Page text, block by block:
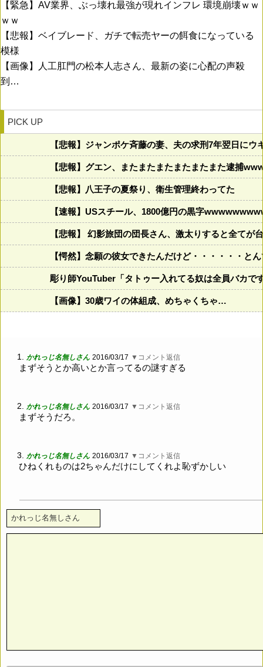
【緊急】AV業界、ぶっ壊れ最強が現れインフレ 環境崩壊ｗｗ
ｗｗ
【悲報】ベイブレード、ガチで転売ヤーの餌食になっている
模様
【画像】人工肛門の松本人志さん、最新の姿に心配の声殺
到…
PICK UP
【悲報】ジャンポケ斉藤の妻、夫の求刑7年翌日に
【悲報】グエン、またまたまたまたまたまた逮捕
【悲報】八王子の夏祭り、衛生管理終わってた
【速報】USスチール、1800億円の黒字
【悲報】 幻影旅団の団長さん、激太りすると全てが
【愕然】念願の彼女できたんだけど・・・・・・と
彫り師YouTuber「タトゥー入れてる奴は全員バカで
【画像】30歳ワイの体組成、めちゃくちゃ…
1. かれっじ名無しさん 2016/03/17 ▼コメント返信
まずそうとか高いとか言ってるの謎すぎる
2. かれっじ名無しさん 2016/03/17 ▼コメント返信
まずそうだろ。
3. かれっじ名無しさん 2016/03/17 ▼コメント返信
ひねくれものは2ちゃんだけにしてくれよ恥ずかしい